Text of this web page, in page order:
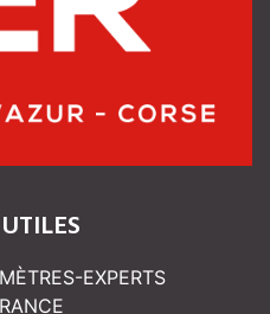
EXPERTS